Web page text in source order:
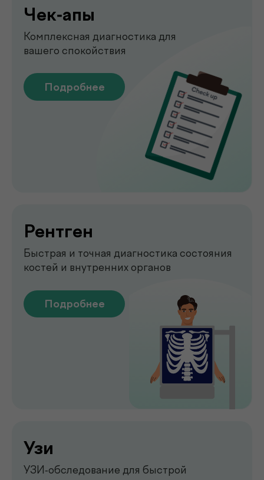
Узи
Укрепление мышц тазового
Обследование печени
Подробнее
Подробнее